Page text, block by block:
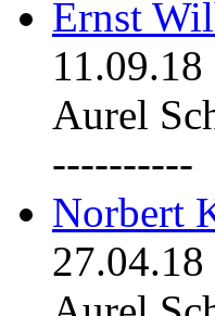
Ernst
11.09.18
Aurel
----------
Norbert
27.04.18